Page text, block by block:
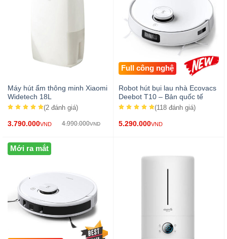
Máy hút ẩm thông minh Xiaomi
Widetech 18L
(2 đánh giá)
3.790.000VND 4.990.000VND
Full công nghệ
Robot hút bụi lau nhà Ecovacs
Deebot T10 – Bản quốc tế
(118 đánh giá)
5.290.000VND
Mới ra mắt